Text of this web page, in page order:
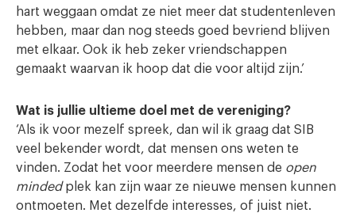
hart weggaan omdat ze niet meer dat studentenleven
hebben, maar dan nog steeds goed bevriend blijven
met elkaar. Ook ik heb zeker vriendschappen
gemaakt waarvan ik hoop dat die voor altijd zijn.’
Wat is jullie ultieme doel met de vereniging?
‘Als ik voor mezelf spreek, dan wil ik graag dat SIB
veel bekender wordt, dat mensen ons weten te
vinden. Zodat het voor meerdere mensen de open
mindedplek kan zijn waar ze nieuwe mensen kunnen
ontmoeten. Met dezelfde interesses, of juist niet.